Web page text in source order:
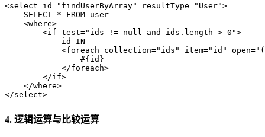
<select id="findUserByArray" resultType="User">
    SELECT * FROM user
<where>
<if test="ids != null and ids.length > 0">
            id IN
<foreach collection="ids" item="id" open=
                #{id}
</foreach>
</if>
</where>
</select>
4. 逻辑运算与比较运算